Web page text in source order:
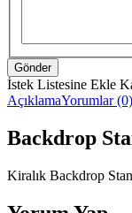
İstek Listesine Ekle
AçıklamaYorumlar (0)
Backdrop
Kiralık Backdrop